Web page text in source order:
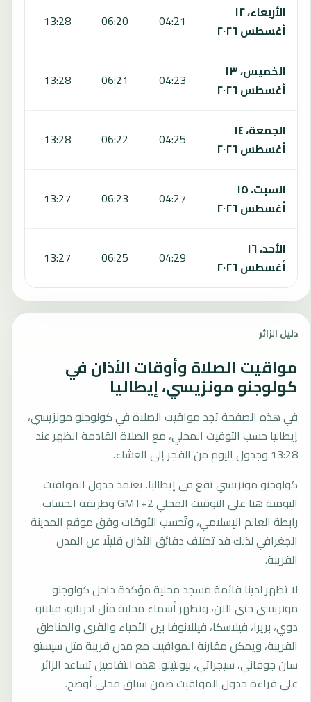
الأربعاء، ١٢
أغسطس ٢٠٢٦
04:21
06:20
13:28
الخميس، ١٣
أغسطس ٢٠٢٦
04:23
06:21
13:28
الجمعة، ١٤
أغسطس ٢٠٢٦
04:25
06:22
13:28
السبت، ١٥
أغسطس ٢٠٢٦
04:27
06:23
13:27
الأحد، ١٦
أغسطس ٢٠٢٦
04:29
06:25
13:27
دليل الزائر
مواقيت الصلاة وأوقات الأذان في
كولوجنو مونزيسي، إيطاليا
في هذه الصفحة تجد مواقيت الصلاة في كولوجنو مونزيسي،
إيطاليا حسب التوقيت المحلي، مع الصلاة القادمة الظهر عند
13:28 وجدول اليوم من الفجر إلى العشاء.
كولوجنو مونزيسي تقع في إيطاليا. يعتمد جدول المواقيت
اليومية هنا على التوقيت المحلي GMT+2 وطريقة الحساب
رابطة العالم الإسلامي، وتُحسب الأوقات وفق موقع المدينة
الجغرافي لذلك قد تختلف دقائق الأذان قليلًا عن المدن
القريبة.
لا تظهر لدينا قائمة مسجد محلية مؤكدة داخل كولوجنو
مونزيسي حتى الآن، وتظهر أسماء محلية مثل ادريانو، ميلانو
دوي، بريرا، فيلاسكا، فيللانوفا بين الأحياء والقرى والمناطق
القريبة، ويمكن مقارنة المواقيت مع مدن قريبة مثل سيستو
سان جوفاني، سيجراتي، بيولتيلو. هذه التفاصيل تساعد الزائر
على قراءة جدول المواقيت ضمن سياق محلي أوضح.